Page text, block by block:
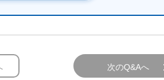
次のQ&Aへ